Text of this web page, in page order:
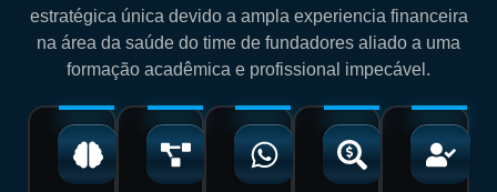
estratégica única devido a ampla experiencia financeira
na área da saúde do time de fundadores aliado a uma
formação acadêmica e profissional impecável.